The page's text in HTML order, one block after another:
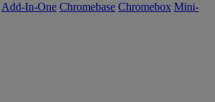
Add-In-One Chromebase Chromebox Mini-